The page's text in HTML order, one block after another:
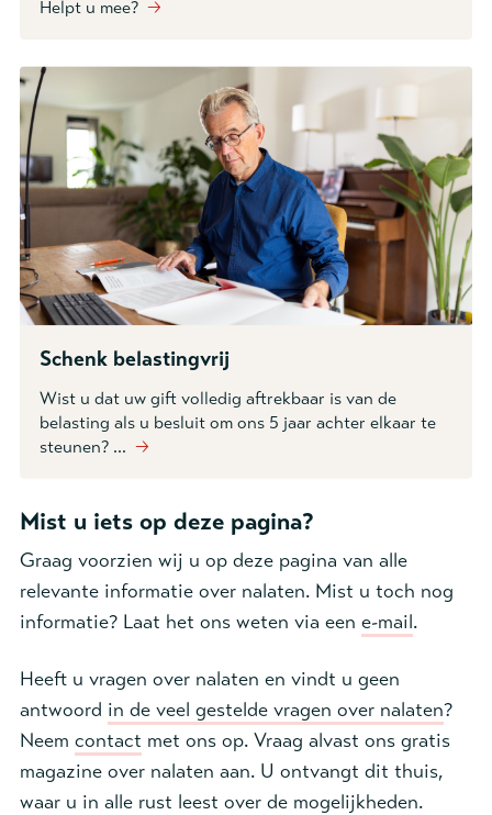
Helpt u mee? 🡢
Schenk belastingvrij
Wist u dat uw gift volledig aftrekbaar is van de
belasting als u besluit om ons 5 jaar achter elkaar te
steunen? ... 🡢
Mist u iets op deze pagina?
Graag voorzien wij u op deze pagina van alle
relevante informatie over nalaten. Mist u toch nog
informatie? Laat het ons weten via een e-mail.
Heeft u vragen over nalaten en vindt u geen
antwoord in de veel gestelde vragen over nalaten?
Neem contact met ons op. Vraag alvast ons gratis
magazine over nalaten aan. U ontvangt dit thuis,
waar u in alle rust leest over de mogelijkheden.